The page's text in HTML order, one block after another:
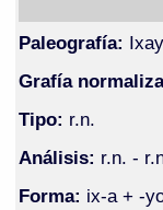
Paleografía:
Grafía
Tipo: r.n.
Análisis: r.n. -
Forma: ix-a + -